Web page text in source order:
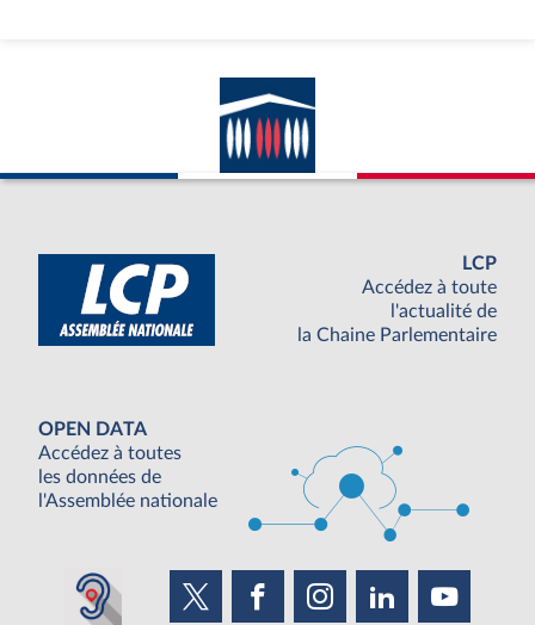
LCP
Accédez à toute
l'actualité de
la Chaine Parlementaire
OPEN DATA
Accédez à toutes
les données de
l'Assemblée nationale